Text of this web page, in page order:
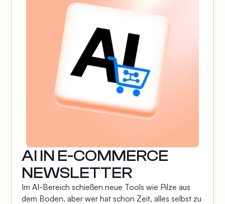
AI IN E-COMMERCE
NEWSLETTER
Im AI-Bereich schießen neue Tools wie Pilze aus
dem Boden, aber wer hat schon Zeit, alles selbst zu